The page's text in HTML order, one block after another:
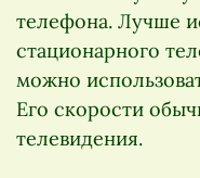
телефона. Лучше
стационарного
можно
Его скорости
телевидения.